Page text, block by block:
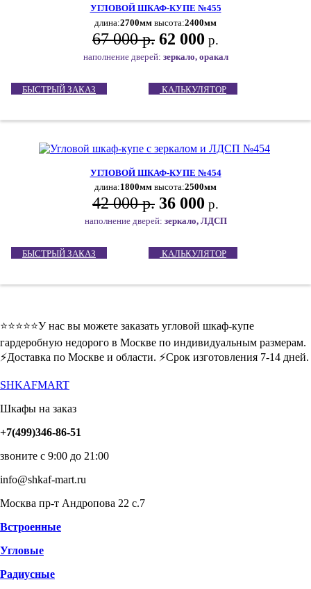
УГЛОВОЙ ШКАФ-КУПЕ №455
длина:2700мм высота:2400мм
67 000 р. 62 000 р.
наполнение дверей: зеркало, оракал
БЫСТРЫЙ ЗАКАЗ КАЛЬКУЛЯТОР
УГЛОВОЙ ШКАФ-КУПЕ №454
длина:1800мм высота:2500мм
42 000 р. 36 000 р.
наполнение дверей: зеркало, ЛДСП
БЫСТРЫЙ ЗАКАЗ КАЛЬКУЛЯТОР
⭐️⭐️⭐️⭐️⭐️У нас вы можете заказать угловой шкаф-купе
гардеробную недорого в Москве по индивидуальным размерам.
⚡️Доставка по Москве и области. ⚡️Срок изготовления 7-14 дней.
SHKAFMART
Шкафы на заказ
+7(499)346-86-51
звоните с 9:00 до 21:00
info@shkaf-mart.ru
Москва пр-т Андропова 22 с.7
Встроенные
Угловые
Радиусные